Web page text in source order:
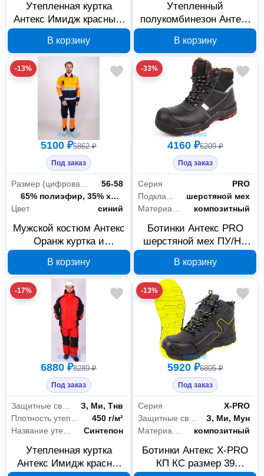
Утепленная куртка
Антекс Имидж красный/
В00001333
В корзину
Утепленный
полукомбинезон Антекс
васильковый/темно-
синий, р. 60-62
В корзину
-13%
5100 ₽5862 ₽
Под заказ
Размер (цифровая система маркировки)
56-58
Состав ткани
65% полиэфир, 35% хлопок
Цвет
синий
Мужской костюм Антекс
Оранж куртка и
58/182-188 В00000762
В корзину
-33%
4160 ₽6209 ₽
Под заказ
Серия
PRO
Подкладка
шерстяной мех
композитный
Ботинки Антекс PRO
шерстяной мех ПУ/НР
В00000942
В корзину
-17%
6880 ₽8289 ₽
Под заказ
Защитные свойства
З, Ми, Тнв
450 г/м²
Синтепон
Утепленная куртка
Антекс Имидж красно-
-13%
5920 ₽6805 ₽
Под заказ
Серия
X-PRO
Защитные свойства
З, Ми, Мун
композитный
Ботинки Антекс X-PRO
КП КС размер 39